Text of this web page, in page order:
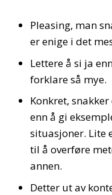
Pleasing, man
er enige i det
Lettere å si ja
forklare så mye.
Konkret,
enn å gi
situasjoner. Lite
til å overføre
annen.
Detter ut av